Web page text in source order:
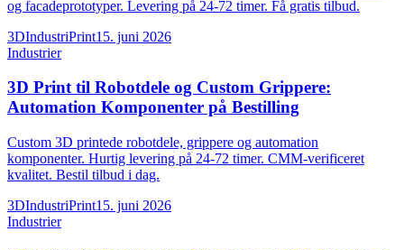
og facadeprototyper. Levering på 24-72 timer. Få gratis tilbud.
3DIndustriPrint15. juni 2026
Industrier
3D Print til Robotdele og Custom Grippere:
Automation Komponenter på Bestilling
Custom 3D printede robotdele, grippere og automation
komponenter. Hurtig levering på 24-72 timer. CMM-verificeret
kvalitet. Bestil tilbud i dag.
3DIndustriPrint15. juni 2026
Industrier